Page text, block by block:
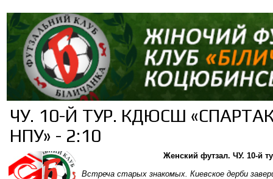
ЧУ. 10-Й ТУР. КДЮСШ
НПУ» - 2:10
Женский футзал. ЧУ. 10-й
Встреча старых знакомых. Киевское дерби